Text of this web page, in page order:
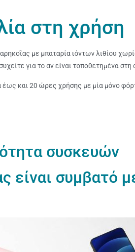
στη χρήση
με μπαταρία ιόντων λιθίου
για το αν είναι τοποθετημένα
έως και 20 ώρες χρήσης με μία μόνο
συσκευών
είναι συμβατό